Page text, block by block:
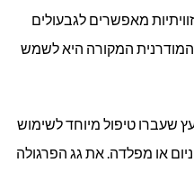
מאפשרים לגבעולים
המקורה היא לשמש
שעברו טיפול מיוחד לשימוש
או מפלדה. את גג הפרגולה